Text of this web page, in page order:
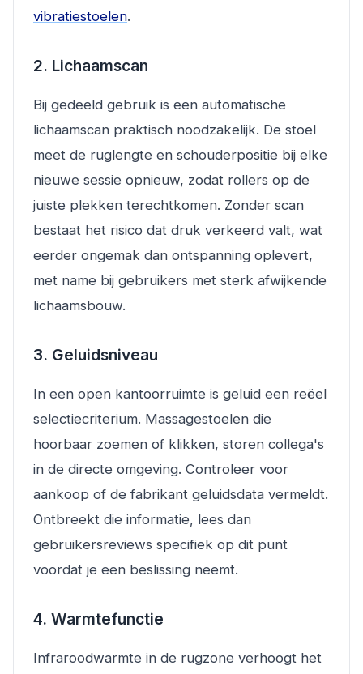
vibratiestoelen.
2. Lichaamscan
Bij gedeeld gebruik is een automatische
lichaamscan praktisch noodzakelijk. De stoel
meet de ruglengte en schouderpositie bij elke
nieuwe sessie opnieuw, zodat rollers op de
juiste plekken terechtkomen. Zonder scan
bestaat het risico dat druk verkeerd valt, wat
eerder ongemak dan ontspanning oplevert,
met name bij gebruikers met sterk afwijkende
lichaamsbouw.
3. Geluidsniveau
In een open kantoorruimte is geluid een reëel
selectiecriterium. Massagestoelen die
hoorbaar zoemen of klikken, storen collega's
in de directe omgeving. Controleer voor
aankoop of de fabrikant geluidsdata vermeldt.
Ontbreekt die informatie, lees dan
gebruikersreviews specifiek op dit punt
voordat je een beslissing neemt.
4. Warmtefunctie
Infraroodwarmte in de rugzone verhoogt het